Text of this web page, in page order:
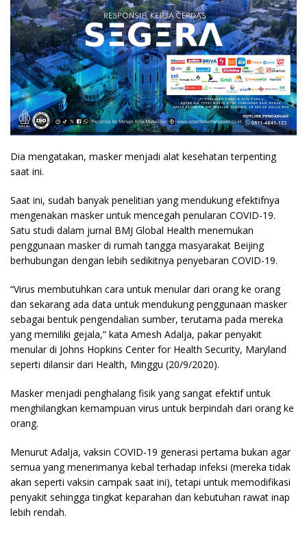
Dia mengatakan, masker menjadi alat kesehatan terpenting
saat ini.
Saat ini, sudah banyak penelitian yang mendukung efektifnya
mengenakan masker untuk mencegah penularan COVID-19.
Satu studi dalam jurnal BMJ Global Health menemukan
penggunaan masker di rumah tangga masyarakat Beijing
berhubungan dengan lebih sedikitnya penyebaran COVID-19.
“Virus membutuhkan cara untuk menular dari orang ke orang
dan sekarang ada data untuk mendukung penggunaan masker
sebagai bentuk pengendalian sumber, terutama pada mereka
yang memiliki gejala,” kata Amesh Adalja, pakar penyakit
menular di Johns Hopkins Center for Health Security, Maryland
seperti dilansir dari Health, Minggu (20/9/2020).
Masker menjadi penghalang fisik yang sangat efektif untuk
menghilangkan kemampuan virus untuk berpindah dari orang ke
orang.
Menurut Adalja, vaksin COVID-19 generasi pertama bukan agar
semua yang menerimanya kebal terhadap infeksi (mereka tidak
akan seperti vaksin campak saat ini), tetapi untuk memodifikasi
penyakit sehingga tingkat keparahan dan kebutuhan rawat inap
lebih rendah.